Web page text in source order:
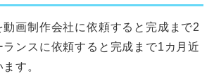
画制作会社に依頼すると完成まで2
ランスに依頼すると完成まで1カ月近
す。